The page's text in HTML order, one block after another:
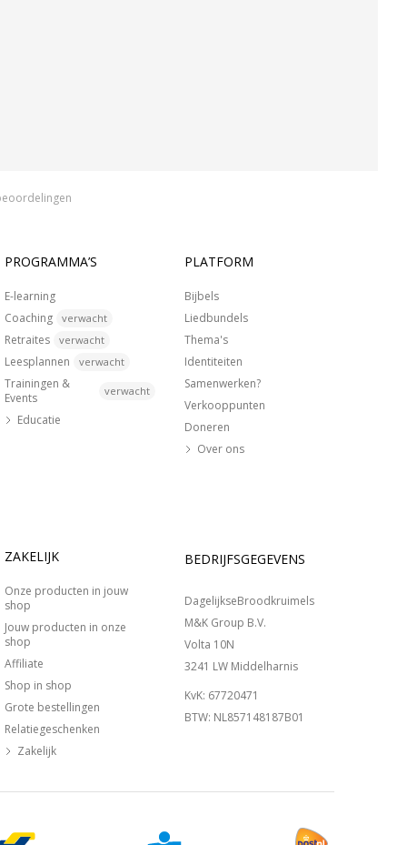
PROGRAMMA’S
E-learning
Coaching
verwacht
Retraites verwacht
Leesplannen verwacht
Trainingen &
Events
verwacht
Educatie
PLATFORM
Bijbels
Liedbundels
Thema's
Identiteiten
Samenwerken?
Verkooppunten
Doneren
Over ons
ZAKELIJK
Onze producten in jouw
shop
Jouw producten in onze
shop
Affiliate
Shop in shop
Grote bestellingen
Relatiegeschenken
Zakelijk
BEDRIJFSGEGEVENS
DagelijkseBroodkruimels
M&K Group B.V.
Volta 10N
3241 LW Middelharnis
KvK: 67720471
BTW: NL857148187B01